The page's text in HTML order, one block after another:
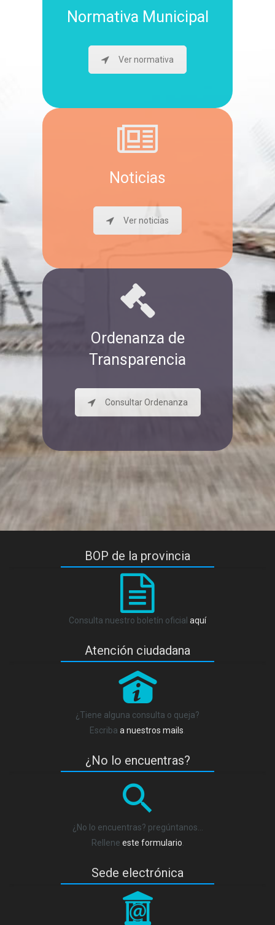
Normativa Municipal
Ver normativa
Noticias
Ver noticias
Ordenanza de
Transparencia
Consultar Ordenanza
BOP de la provincia
Consulta nuestro boletín oficial aquí
Atención ciudadana
P
¿Tiene alguna consulta o queja?
Escriba a nuestros mails.
¿No lo encuentras?
¿No lo encuentras? pregúntanos…
Rellene este formulario.
Sede electrónica
_